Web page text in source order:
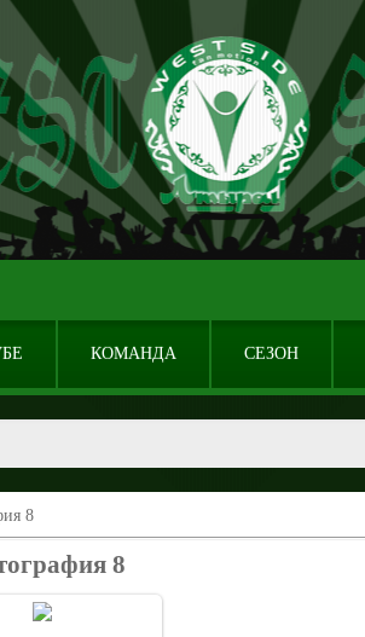
КОМАНДА СЕЗОН
8
8